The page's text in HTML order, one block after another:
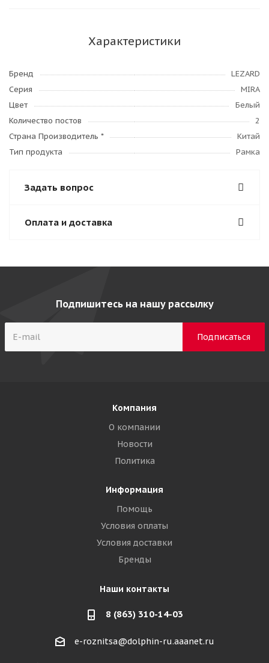
Характеристики
Бренд
LEZARD
Серия
MIRA
Цвет
Белый
Количество постов
2
Страна Производитель *
Китай
Тип продукта
Рамка
Задать вопрос
Оплата и доставка
Подпишитесь на нашу рассылку
Компания
О компании
Новости
Политика
Информация
Помощь
Условия оплаты
Условия доставки
Бренды
Наши контакты
8 (863) 310-14-03
e-roznitsa@dolphin-ru.aaanet.ru